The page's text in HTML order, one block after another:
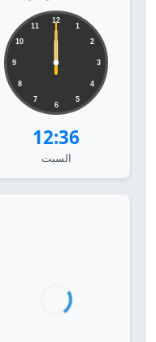
12
1
2
3
4
5
6
7
8
9
10
11
12:36
السبت